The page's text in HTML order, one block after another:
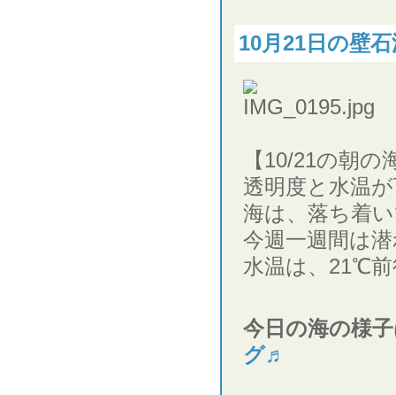
10月21日の壁
【10/21の朝の
透明度と水温
海は、落ち着
今週一週間は
水温は、21℃
今日の海の様
グ♬